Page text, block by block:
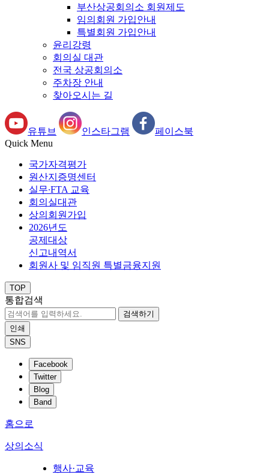
부산상공회의소 회원제도
임의회원 가입안내
특별회원 가입안내
윤리강령
회의실 대관
전국 상공회의소
주차장 안내
찾아오시는 길
유튜브 인스타그램
페이스북
Quick Menu
국가자격평가
원산지증명센터
실무∙FTA 교육
회의실대관
상의회원가입
2026년도
공제대상
신고내역서
회원사 및 임직원 특별금융지원
TOP
통합검색
검색하기
인쇄
SNS
Facebook
Twitter
Blog
Band
홈으로
상의소식
행사·교육